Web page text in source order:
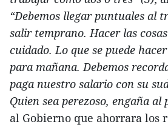
“Debemos llegar puntuales al
salir temprano. Hacer las
cuidado. Lo que se puede
para mañana. Debemos
paga nuestro salario con su
Quien sea perezoso, engaña al
al Gobierno que ahorrara los